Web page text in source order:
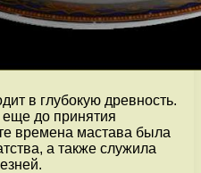
в глубокую древность.
еще до принятия
времена мастава была
а также служила